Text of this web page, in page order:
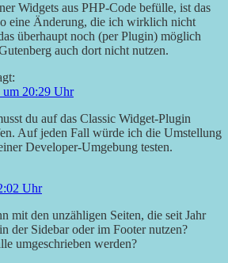
Widgets aus PHP-Code befülle, ist das
eine Änderung, die ich wirklich nicht
überhaupt noch (per Plugin) möglich
auch dort nicht nutzen.
um 20:29 Uhr
du auf das Classic Widget-Plugin
Auf jeden Fall würde ich die Umstellung
Developer-Umgebung testen.
Uhr
mit den unzähligen Seiten, die seit Jahr
der Sidebar oder im Footer nutzen?
umgeschrieben werden?